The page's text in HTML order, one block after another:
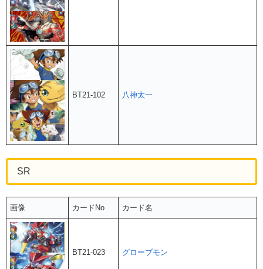
BT21-102 八神太一
SR
画像 カードNo カード名
BT21-023 グローブモン